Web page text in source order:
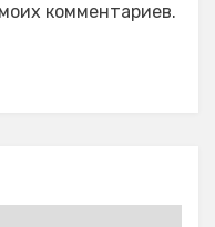
комментариев.